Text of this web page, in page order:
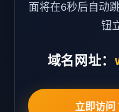
面将在6秒后自动
钮
域名网址：
立即访问